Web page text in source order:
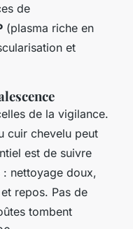
de
(plasma riche en
et
de la vigilance.
cuir chevelu peut
est de suivre
: nettoyage doux,
repos. Pas de
tombent